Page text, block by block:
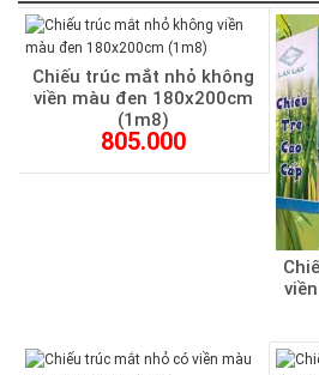
Chiếu trúc mắt nhỏ không
viền màu đen 180x200cm
(1m8)
805.000